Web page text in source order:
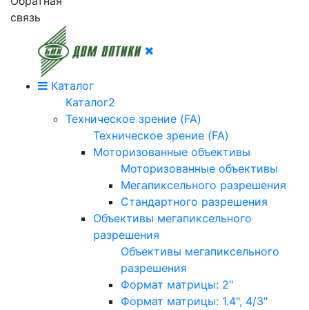
связь
Каталог
Каталог2
Техническое зрение (FA)
Техническое зрение (FA)
Моторизованные объективы
Моторизованные объективы
Мегапиксельного разрешения
Стандартного разрешения
Объективы мегапиксельного
разрешения
Объективы мегапиксельного
разрешения
Формат матрицы: 2"
Формат матрицы: 1.4", 4/3"